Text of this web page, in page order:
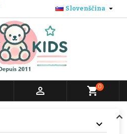
Slovenščina 
 shopping_cart0